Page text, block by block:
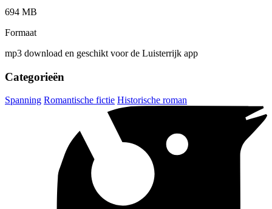
694 MB
Formaat
mp3 download en geschikt voor de Luisterrijk app
Categorieën
Spanning Romantische fictie Historische roman